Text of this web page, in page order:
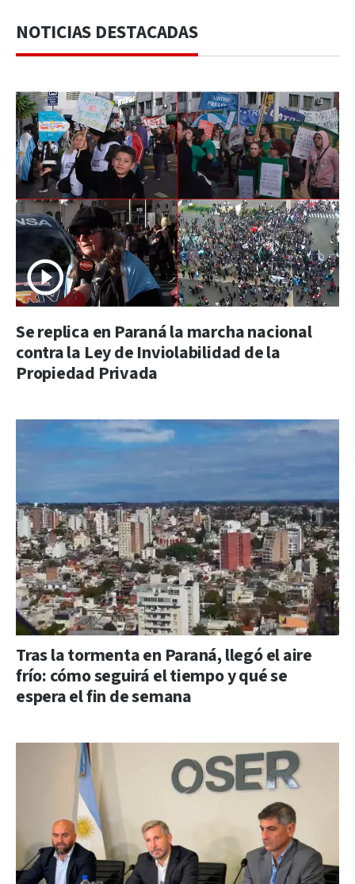
NOTICIAS DESTACADAS
Se replica en Paraná la marcha nacional
contra la Ley de Inviolabilidad de la
Propiedad Privada
Tras la tormenta en Paraná, llegó el aire
frío: cómo seguirá el tiempo y qué se
espera el fin de semana